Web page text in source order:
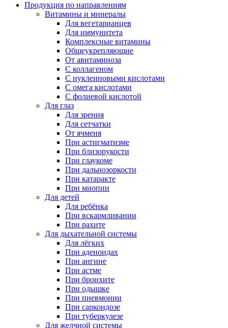
Продукция по направлениям
Витамины и минералы
Для вегетарианцев
Для иммунитета
Комплексные витамины
Общеукрепляющие
От авитаминоза
С коллагеном
С нуклеиновыми кислотами
С омега кислотами
С фолиевой кислотой
Для глаз
Для зрения
Для сетчатки
От ячменя
При астигматизме
При близорукости
При глаукоме
При дальнозоркости
При катаракте
При миопии
Для детей
Для ребёнка
При вскармливании
При рахите
Для дыхательной системы
Для лёгких
При аденоидах
При ангине
При астме
При бронхите
При одышке
При пневмонии
При саркоидозе
При туберкулезе
Для желчной системы